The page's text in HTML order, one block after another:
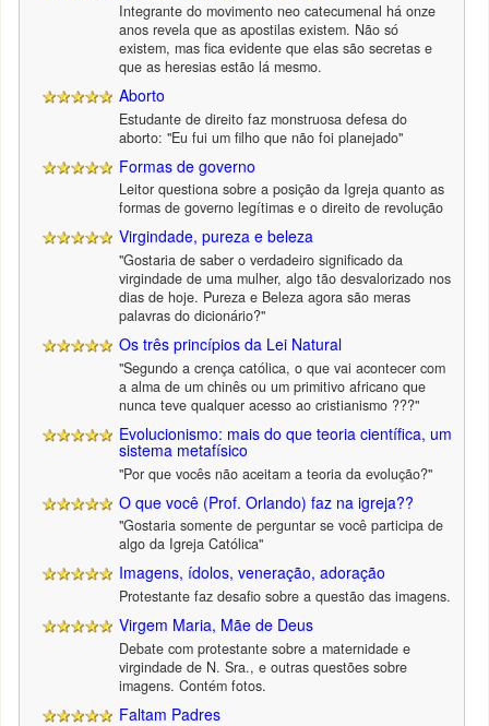
Integrante do movimento neo catecumenal há onze
anos revela que as apostilas existem. Não só
existem, mas fica evidente que elas são secretas e
que as heresias estão lá mesmo.
Aborto
Estudante de direito faz monstruosa defesa do
aborto: "Eu fui um filho que não foi planejado"
Formas de governo
Leitor questiona sobre a posição da Igreja quanto as
formas de governo legítimas e o direito de revolução
Virgindade, pureza e beleza
"Gostaria de saber o verdadeiro significado da
virgindade de uma mulher, algo tão desvalorizado nos
dias de hoje. Pureza e Beleza agora são meras
palavras do dicionário?"
Os três princípios da Lei Natural
"Segundo a crença católica, o que vai acontecer com
a alma de um chinês ou um primitivo africano que
nunca teve qualquer acesso ao cristianismo ???"
Evolucionismo: mais do que teoria científica, um
sistema metafísico
"Por que vocês não aceitam a teoria da evolução?"
O que você (Prof. Orlando) faz na igreja??
"Gostaria somente de perguntar se você participa de
algo da Igreja Católica"
Imagens, ídolos, veneração, adoração
Protestante faz desafio sobre a questão das imagens.
Virgem Maria, Mãe de Deus
Debate com protestante sobre a maternidade e
virgindade de N. Sra., e outras questões sobre
imagens. Contém fotos.
Faltam Padres